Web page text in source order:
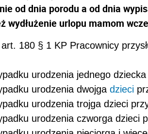
od dnia porodu a od dnia
wydłużenie urlopu mamom
180 § 1 KP Pracownicy
urodzenia jednego
urodzenia dwojga dzieci
urodzenia trojga dzieci
urodzenia czworga dzieci